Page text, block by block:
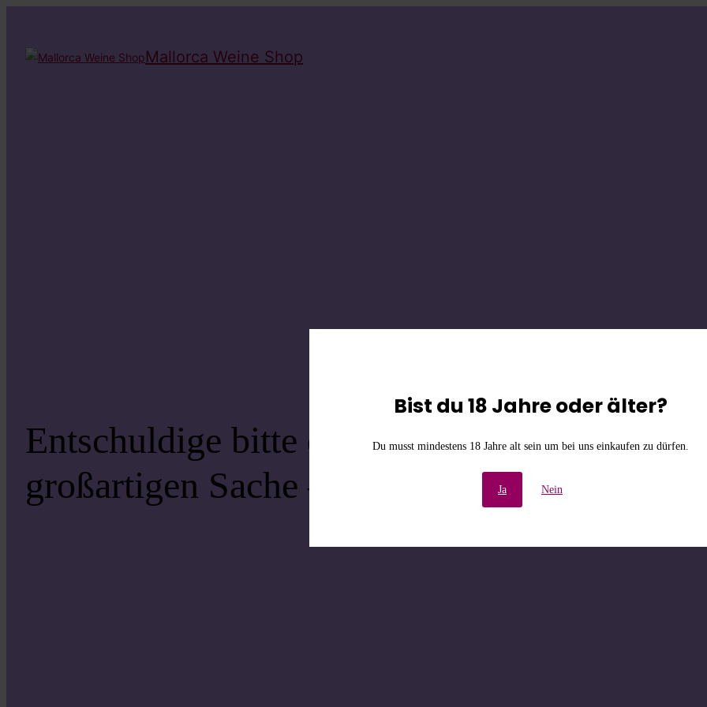
Bist du 18 Jahre oder älter?
Du musst mindestens 18 Jahre alt sein um bei uns einkaufen zu dürfen.
Ja Nein
Mallorca Weine Shop
Entschuldige bitte die Unannehmlichkeiten!
großartigen Sache – schau bald wieder vorbei!